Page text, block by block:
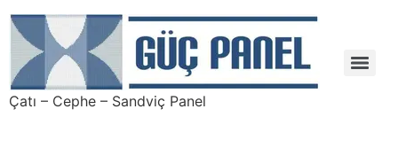
Çatı – Cephe – Sandviç Panel